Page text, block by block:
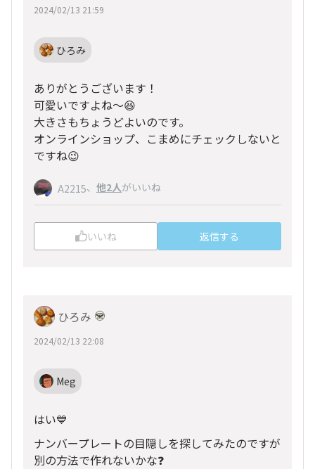
2024/02/13 21:59
ひろみ
ありがとうございます！
可愛いですよね～😆
大きさもちょうどよいのです。
オンラインショップ、こまめにチェックしないと
ですね😉
A2215、 他2人がいいね
いいね 返信する
ひろみ
2024/02/13 22:08
Meg
はい💙
ナンバープレートの目隠しを探してみたのですが
別の方法で作れないかな❓